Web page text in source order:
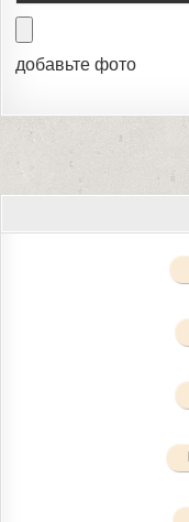
добавьте фото